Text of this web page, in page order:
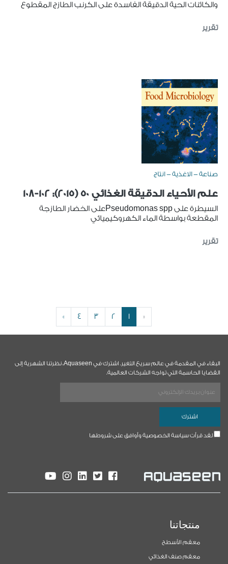
والكائنات الحية الدقيقة الفاسدة على الكرنب الطازج المقطوع
تقرير
صناعة - الاغذية - انتاج
علم الأحياء الدقيقة الغذائي 50 (2015): 102-108
السيطرة على Pseudomonas sppعلى الخضار الطازجة
المقطعة بواسطة الماء الكهروكيميائي
تقرير
«
1
2
3
4
»
البقاء في المقدمة في عالم سريع التغير. اشترك في Aquaseen، نظرتنا الشهرية إلى
القضايا الحاسمة التي تواجه الشركات العالمية.
لقد قرأت سياسة الخصوصية وأوافق على شروطها
منتجاتنا
معقم الأسطح
معقم صنف الغذائي